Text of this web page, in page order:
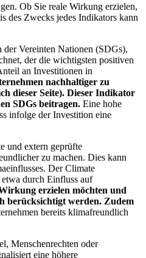
Ob Sie reale Wirkung erzielen,
des Zwecks jedes Indikators kann
Vereinten Nationen (SDGs),
der die wichtigsten positiven
an Investitionen in
nachhaltiger zu
dieser Seite). Dieser Indikator
SDGs beitragen. Eine hohe
infolge der Investition eine
und extern geprüfte
zu machen. Dies kann
Der Climate
durch Einfluss auf
erzielen möchten und
berücksichtigt werden. Zudem
bereits klimafreundlich
Menschenrechten oder
eine höhere